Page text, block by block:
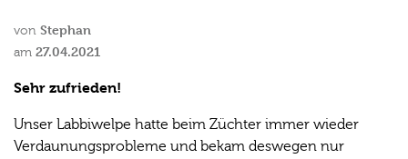
von Stephan
am 27.04.2021
Sehr zufrieden!
Unser Labbiwelpe hatte beim Züchter immer wieder
Verdaunungsprobleme und bekam deswegen nur